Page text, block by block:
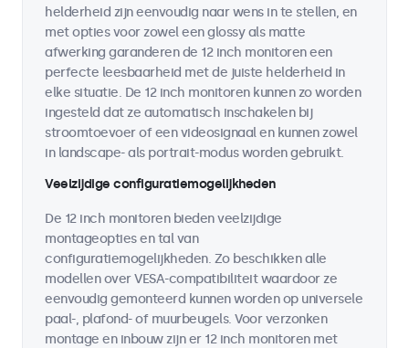
helderheid zijn eenvoudig naar wens in te stellen, en
met opties voor zowel een glossy als matte
afwerking garanderen de 12 inch monitoren een
perfecte leesbaarheid met de juiste helderheid in
elke situatie. De 12 inch monitoren kunnen zo worden
ingesteld dat ze automatisch inschakelen bij
stroomtoevoer of een videosignaal en kunnen zowel
in landscape- als portrait-modus worden gebruikt.
Veelzijdige configuratiemogelijkheden
De 12 inch monitoren bieden veelzijdige
montageopties en tal van
configuratiemogelijkheden. Zo beschikken alle
modellen over VESA-compatibiliteit waardoor ze
eenvoudig gemonteerd kunnen worden op universele
paal-, plafond- of muurbeugels. Voor verzonken
montage en inbouw zijn er 12 inch monitoren met